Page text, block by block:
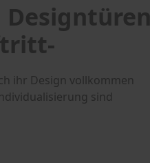
Designtüren
ihr Design vollkommen
sind